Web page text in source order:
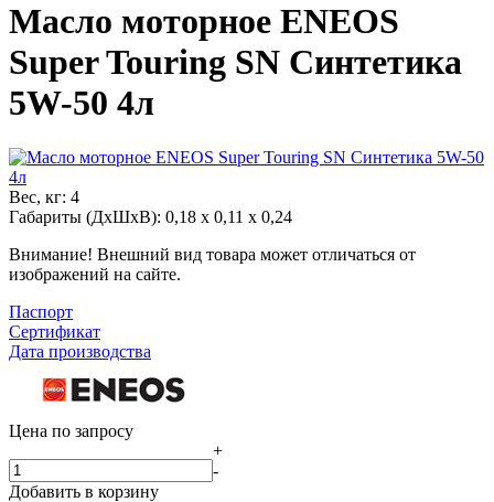
Масло моторное ENEOS
Super Touring SN Синтетика
5W-50 4л
Вес, кг: 4
Габариты (ДхШхВ): 0,18 x 0,11 x 0,24
Внимание! Внешний вид товара может отличаться от
изображений на сайте.
Паспорт
Сертификат
Дата производства
Цена по запросу
+
-
Добавить в корзину